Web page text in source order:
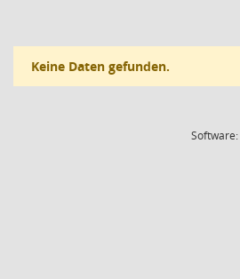
Keine Daten gefunden.
Software: